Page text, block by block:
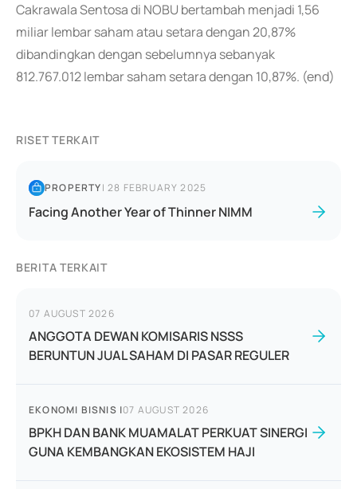
Cakrawala Sentosa di NOBU bertambah menjadi 1,56
miliar lembar saham atau setara dengan 20,87%
dibandingkan dengan sebelumnya sebanyak
812.767.012 lembar saham setara dengan 10,87%. (end)
RISET TERKAIT
PROPERTY|28 FEBRUARY 2025
Facing Another Year of Thinner NIMM
BERITA TERKAIT
07 AUGUST 2026
ANGGOTA DEWAN KOMISARIS NSSS
BERUNTUN JUAL SAHAM DI PASAR REGULER
EKONOMI BISNIS |07 AUGUST 2026
BPKH DAN BANK MUAMALAT PERKUAT SINERGI
GUNA KEMBANGKAN EKOSISTEM HAJI